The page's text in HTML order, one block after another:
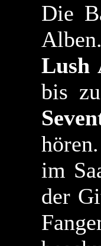
Die
Lush
bis
im
der